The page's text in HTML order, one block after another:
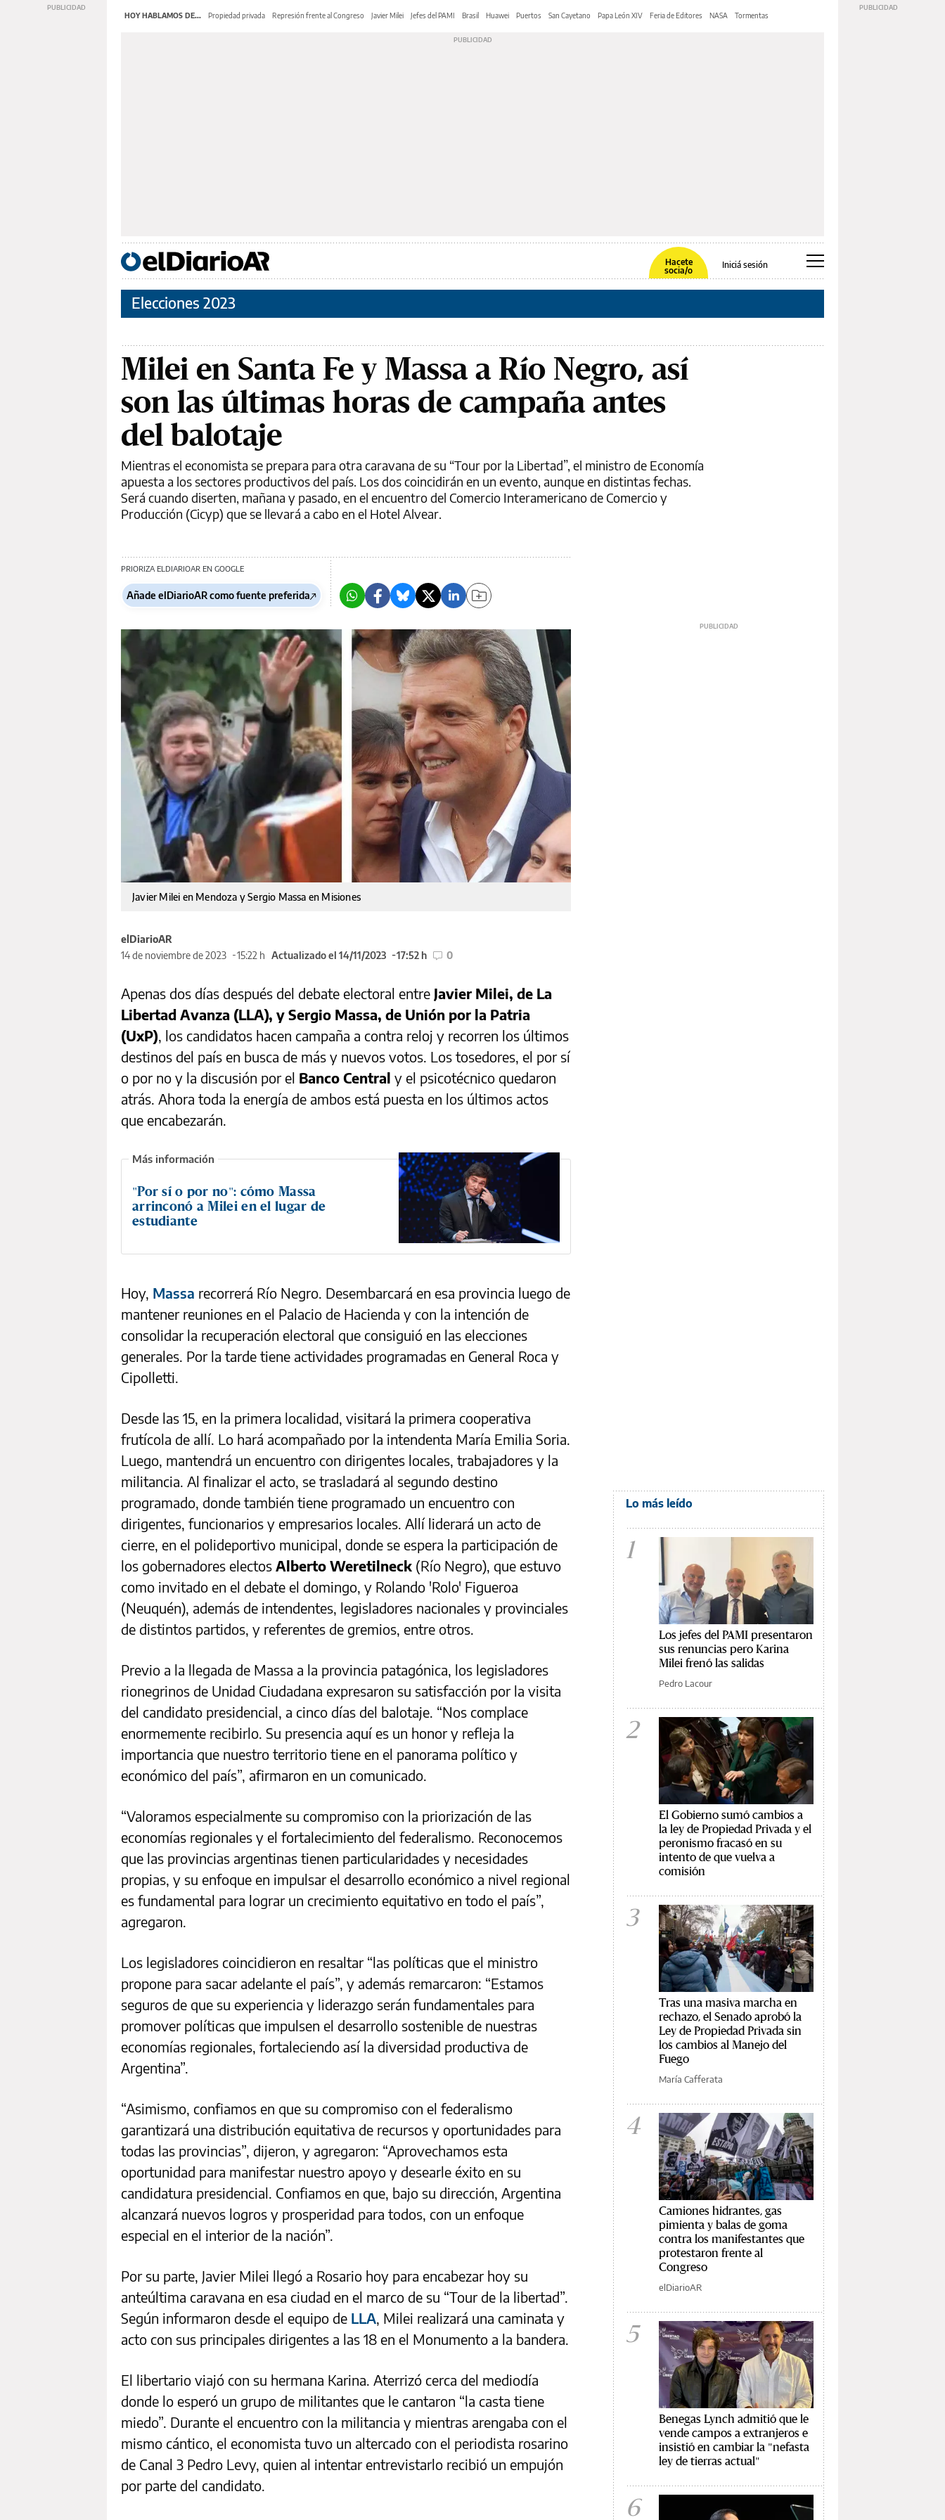
HOY HABLAMOS DE... Propiedad privada Represión frente al Congreso Javier Milei Jefes del PAMI Brasil Huawei Puertos San Cayetano Papa León XIV Feria de Editores NASA Tormentas
Hacete
socia/o
Iniciá sesión
Elecciones 2023
Milei en Santa Fe y Massa a Río Negro, así
son las últimas horas de campaña antes
del balotaje
Mientras el economista se prepara para otra caravana de su “Tour por la Libertad”, el ministro de Economía
apuesta a los sectores productivos del país. Los dos coincidirán en un evento, aunque en distintas fechas.
Será cuando diserten, mañana y pasado, en el encuentro del Comercio Interamericano de Comercio y
Producción (Cicyp) que se llevará a cabo en el Hotel Alvear.
PRIORIZA ELDIARIOAR EN GOOGLE
Añade elDiarioAR como fuente preferida
Javier Milei en Mendoza y Sergio Massa en Misiones
elDiarioAR
14 de noviembre de 2023
15:22 h Actualizado el 14/11/2023 17:52 h 0
Apenas dos días después del debate electoral entre Javier Milei, de La
Libertad Avanza (LLA), y Sergio Massa, de Unión por la Patria
(UxP), los candidatos hacen campaña a contra reloj y recorren los últimos
destinos del país en busca de más y nuevos votos. Los tosedores, el por sí
o por no y la discusión por el Banco Central y el psicotécnico quedaron
atrás. Ahora toda la energía de ambos está puesta en los últimos actos
que encabezarán.
"Por sí o por no": cómo Massa
arrinconó a Milei en el lugar de
estudiante
Hoy, Massa recorrerá Río Negro. Desembarcará en esa provincia luego de
mantener reuniones en el Palacio de Hacienda y con la intención de
consolidar la recuperación electoral que consiguió en las elecciones
generales. Por la tarde tiene actividades programadas en General Roca y
Cipolletti.
Desde las 15, en la primera localidad, visitará la primera cooperativa
frutícola de allí. Lo hará acompañado por la intendenta María Emilia Soria.
Luego, mantendrá un encuentro con dirigentes locales, trabajadores y la
militancia. Al finalizar el acto, se trasladará al segundo destino
programado, donde también tiene programado un encuentro con
dirigentes, funcionarios y empresarios locales. Allí liderará un acto de
cierre, en el polideportivo municipal, donde se espera la participación de
los gobernadores electos Alberto Weretilneck (Río Negro), que estuvo
como invitado en el debate el domingo, y Rolando 'Rolo' Figueroa
(Neuquén), además de intendentes, legisladores nacionales y provinciales
de distintos partidos, y referentes de gremios, entre otros.
Previo a la llegada de Massa a la provincia patagónica, los legisladores
rionegrinos de Unidad Ciudadana expresaron su satisfacción por la visita
del candidato presidencial, a cinco días del balotaje. “Nos complace
enormemente recibirlo. Su presencia aquí es un honor y refleja la
importancia que nuestro territorio tiene en el panorama político y
económico del país”, afirmaron en un comunicado.
“Valoramos especialmente su compromiso con la priorización de las
economías regionales y el fortalecimiento del federalismo. Reconocemos
que las provincias argentinas tienen particularidades y necesidades
propias, y su enfoque en impulsar el desarrollo económico a nivel regional
es fundamental para lograr un crecimiento equitativo en todo el país”,
agregaron.
Los legisladores coincidieron en resaltar “las políticas que el ministro
propone para sacar adelante el país”, y además remarcaron: “Estamos
seguros de que su experiencia y liderazgo serán fundamentales para
promover políticas que impulsen el desarrollo sostenible de nuestras
economías regionales, fortaleciendo así la diversidad productiva de
Argentina”.
“Asimismo, confiamos en que su compromiso con el federalismo
garantizará una distribución equitativa de recursos y oportunidades para
todas las provincias”, dijeron, y agregaron: “Aprovechamos esta
oportunidad para manifestar nuestro apoyo y desearle éxito en su
candidatura presidencial. Confiamos en que, bajo su dirección, Argentina
alcanzará nuevos logros y prosperidad para todos, con un enfoque
especial en el interior de la nación”.
Por su parte, Javier Milei llegó a Rosario hoy para encabezar hoy su
anteúltima caravana en esa ciudad en el marco de su “Tour de la libertad”.
Según informaron desde el equipo de LLA, Milei realizará una caminata y
acto con sus principales dirigentes a las 18 en el Monumento a la bandera.
El libertario viajó con su hermana Karina. Aterrizó cerca del mediodía
donde lo esperó un grupo de militantes que le cantaron “la casta tiene
miedo”. Durante el encuentro con la militancia y mientras arengaba con el
mismo cántico, el economista tuvo un altercado con el periodista rosarino
de Canal 3 Pedro Levy, quien al intentar entrevistarlo recibió un empujón
por parte del candidato.
Lo más leído
1
Los jefes del PAMI presentaron
sus renuncias pero Karina
Milei frenó las salidas
Pedro Lacour
2
El Gobierno sumó cambios a
la ley de Propiedad Privada y el
peronismo fracasó en su
intento de que vuelva a
comisión
3
Tras una masiva marcha en
rechazo, el Senado aprobó la
Ley de Propiedad Privada sin
los cambios al Manejo del
Fuego
María Cafferata
4
Camiones hidrantes, gas
pimienta y balas de goma
contra los manifestantes que
protestaron frente al
Congreso
elDiarioAR
5
Benegas Lynch admitió que le
vende campos a extranjeros e
insistió en cambiar la "nefasta
ley de tierras actual"
6